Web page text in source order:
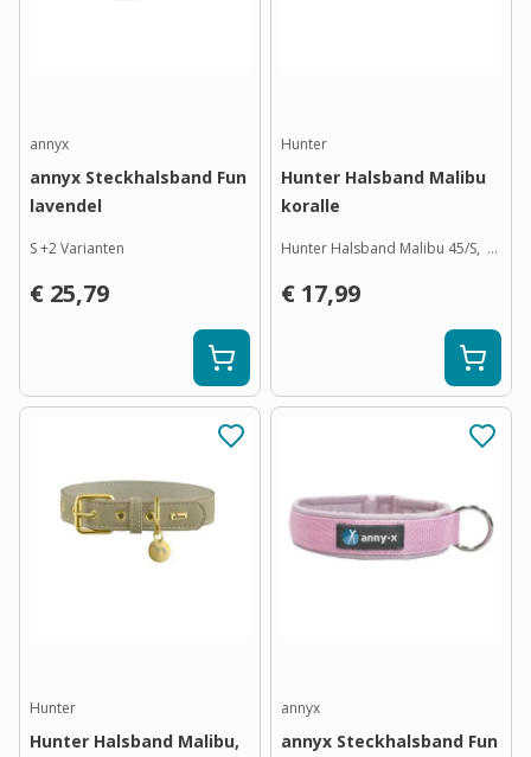
annyx
annyx Steckhalsband Fun
lavendel
S+2Varianten
€ 25,79
Hunter
Hunter Halsband Malibu
koralle
Hunter Halsband Malibu 45/S,  koralle
€ 17,99
Hunter
Hunter Halsband Malibu,
annyx
annyx Steckhalsband Fun